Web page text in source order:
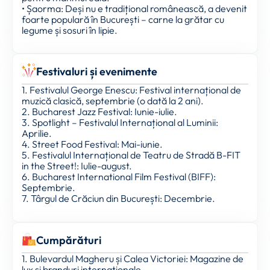
• Șaorma: Deși nu e tradițional românească, a devenit
foarte populară în București – carne la grătar cu
legume și sosuri în lipie.
Festivaluri și evenimente
1. Festivalul George Enescu: Festival internațional de
muzică clasică, septembrie (o dată la 2 ani).
2. Bucharest Jazz Festival: Iunie-iulie.
3. Spotlight – Festivalul Internațional al Luminii:
Aprilie.
4. Street Food Festival: Mai-iunie.
5. Festivalul Internațional de Teatru de Stradă B-FIT
in the Street!: Iulie-august.
6. Bucharest International Film Festival (BIFF):
Septembrie.
7. Târgul de Crăciun din București: Decembrie.
Cumpărături
1. Bulevardul Magheru și Calea Victoriei: Magazine de